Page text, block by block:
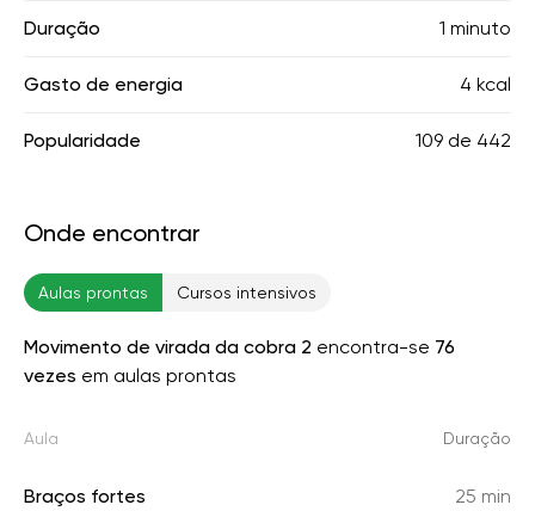
Duração 1 minuto
Gasto de energia 4 kcal
Popularidade 109 de 442
Onde encontrar
Aulas prontas Cursos intensivos
Movimento de virada da cobra 2 encontra-se 76
vezes em aulas prontas
Aula Duração
Braços fortes 25 min